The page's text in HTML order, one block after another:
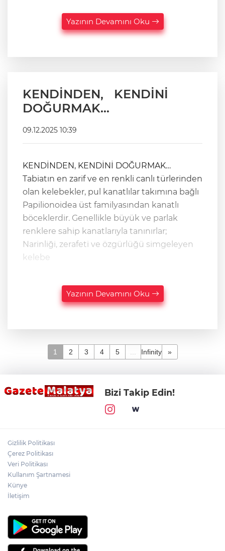
Yazının Devamını Oku
KENDİNDEN, KENDİNİ
DOĞURMAK…
09.12.2025 10:39
KENDİNDEN, KENDİNİ DOĞURMAK…
Tabiatın en zarif ve en renkli canlı türlerinden
olan kelebekler, pul kanatlılar takımına bağlı
Papilionoidea üst familyasından kanatlı
böceklerdir. Genellikle büyük ve parlak
renklere sahip kanatlarıyla tanınırlar;
Narinliği, zerafeti ve özgürlüğü simgeleyen
kelebe
Yazının Devamını Oku
1 2 3 4 5 Infinity »
Bizi Takip Edin!
Gizlilik Politikası
Çerez Politikası
Veri Politikası
Kullanım Şartnamesi
Künye
İletişim